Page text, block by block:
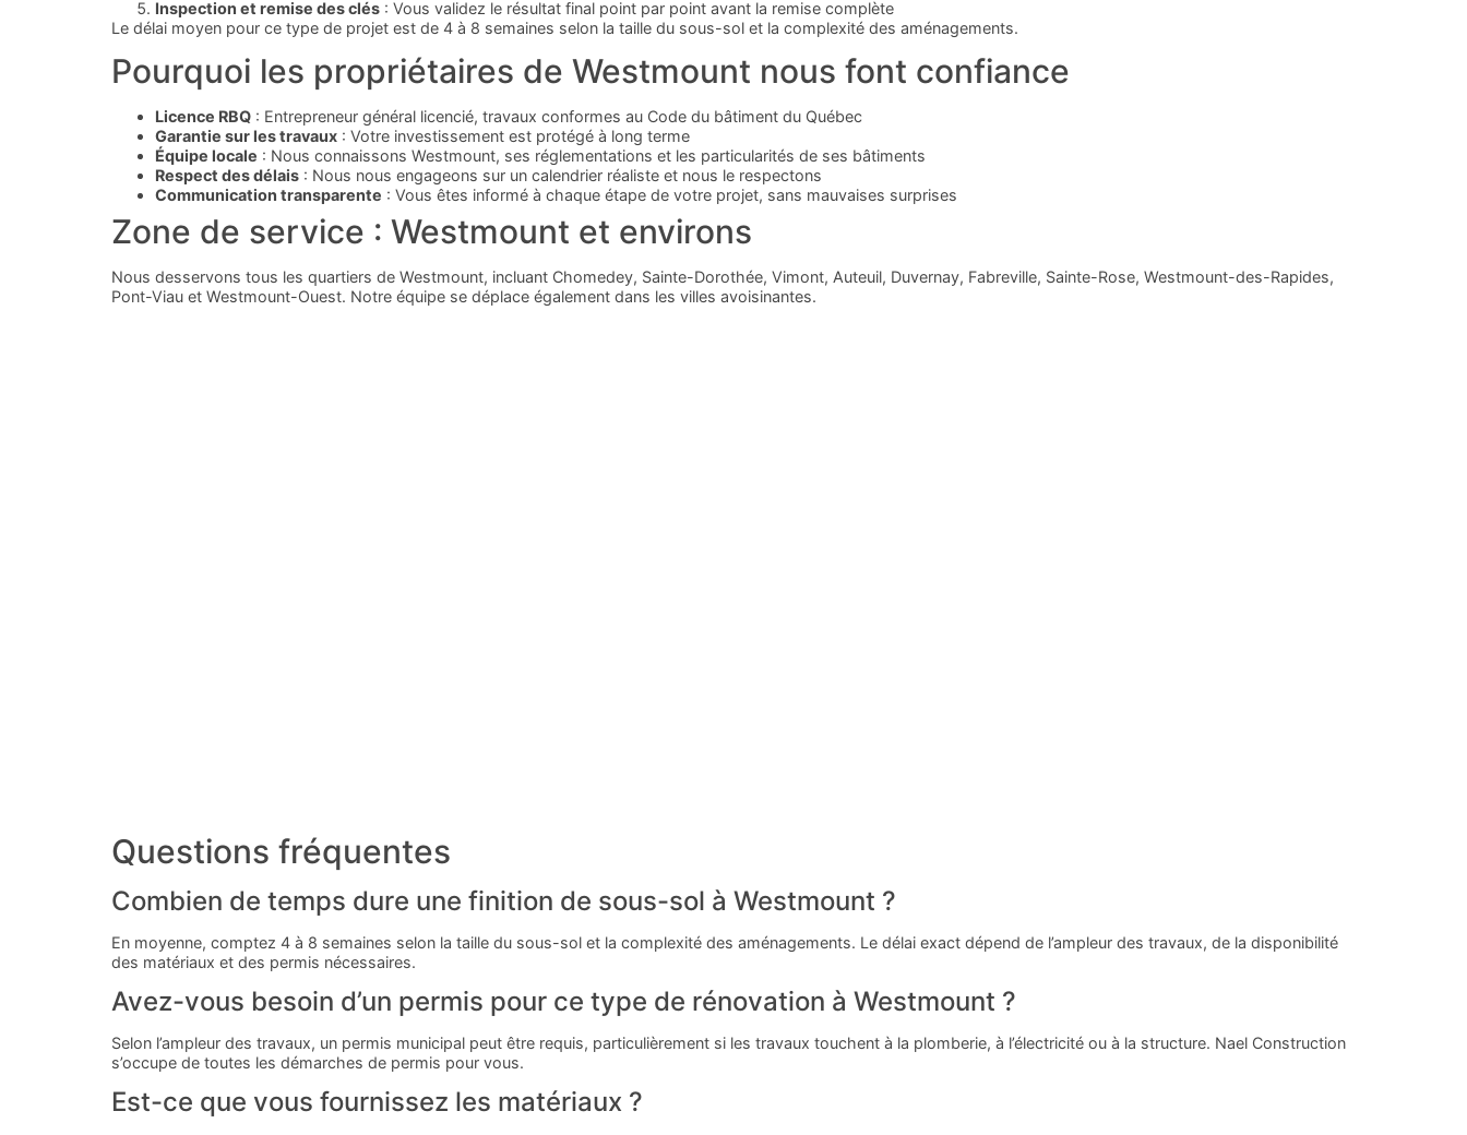
Inspection et remise des clés : Vous validez le résultat final point par point avant la remise complète
Le délai moyen pour ce type de projet est de 4 à 8 semaines selon la taille du sous-sol et la complexité des aménagements.
Pourquoi les propriétaires de Westmount nous font confiance
Licence RBQ : Entrepreneur général licencié, travaux conformes au Code du bâtiment du Québec
Garantie sur les travaux : Votre investissement est protégé à long terme
Équipe locale : Nous connaissons Westmount, ses réglementations et les particularités de ses bâtiments
Respect des délais : Nous nous engageons sur un calendrier réaliste et nous le respectons
Communication transparente : Vous êtes informé à chaque étape de votre projet, sans mauvaises surprises
Zone de service : Westmount et environs
Nous desservons tous les quartiers de Westmount, incluant Chomedey, Sainte-Dorothée, Vimont, Auteuil, Duvernay, Fabreville, Sainte-Rose, Westmount-des-Rapides,
Pont-Viau et Westmount-Ouest. Notre équipe se déplace également dans les villes avoisinantes.
Questions fréquentes
Combien de temps dure une finition de sous-sol à Westmount ?
En moyenne, comptez 4 à 8 semaines selon la taille du sous-sol et la complexité des aménagements. Le délai exact dépend de l’ampleur des travaux, de la disponibilité
des matériaux et des permis nécessaires.
Avez-vous besoin d’un permis pour ce type de rénovation à Westmount ?
Selon l’ampleur des travaux, un permis municipal peut être requis, particulièrement si les travaux touchent à la plomberie, à l’électricité ou à la structure. Nael Construction
s’occupe de toutes les démarches de permis pour vous.
Est-ce que vous fournissez les matériaux ?